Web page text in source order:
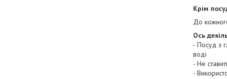
Крім
До
Ось
- Посуд з
воді
- Не
-